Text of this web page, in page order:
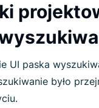
UI paska
było